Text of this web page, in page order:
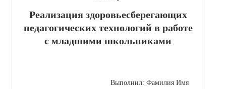
Реализация здоровьесберегающих
педагогических технологий в работе
с младшими школьниками
Выполнил: Фамилия Имя